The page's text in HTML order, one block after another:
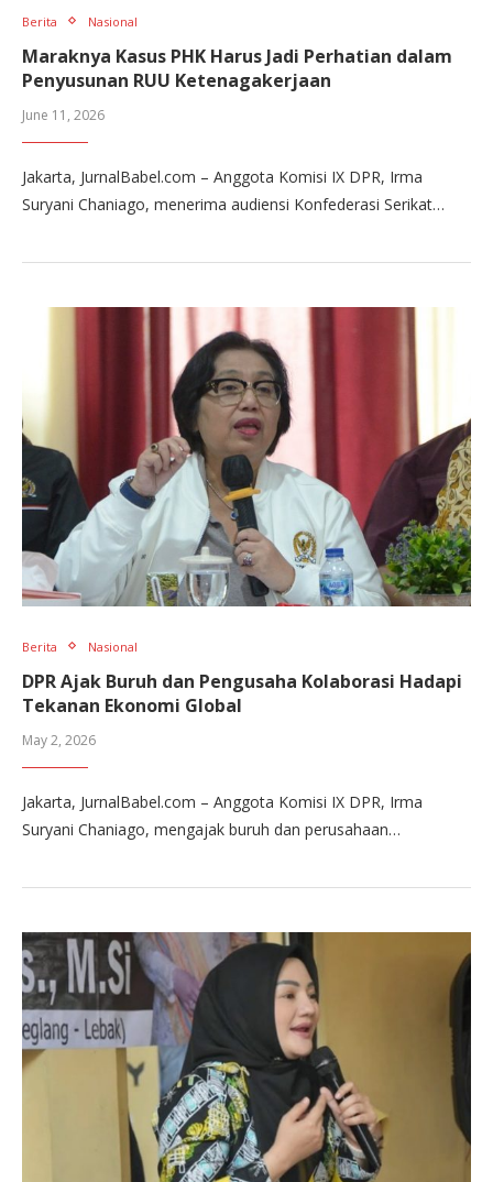
Berita Nasional
Maraknya Kasus PHK Harus Jadi Perhatian dalam
Penyusunan RUU Ketenagakerjaan
June 11, 2026
Jakarta, JurnalBabel.com – Anggota Komisi IX DPR, Irma
Suryani Chaniago, menerima audiensi Konfederasi Serikat…
Berita Nasional
DPR Ajak Buruh dan Pengusaha Kolaborasi Hadapi
Tekanan Ekonomi Global
May 2, 2026
Jakarta, JurnalBabel.com – Anggota Komisi IX DPR, Irma
Suryani Chaniago, mengajak buruh dan perusahaan…